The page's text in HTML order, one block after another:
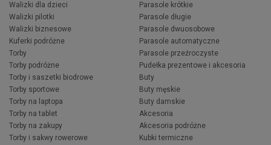
Walizki dla dzieci
Walizki pilotki
Walizki biznesowe
Kuferki podróżne
Torby
Torby podróżne
Torby i saszetki biodrowe
Torby sportowe
Torby na laptopa
Torby na tablet
Torby na zakupy
Torby i sakwy rowerowe
Parasole krótkie
Parasole długie
Parasole dwuosobowe
Parasole automatyczne
Parasole przeźroczyste
Pudełka prezentowe i akcesoria
Buty
Buty męskie
Buty damskie
Akcesoria
Akcesoria podróżne
Kubki termiczne